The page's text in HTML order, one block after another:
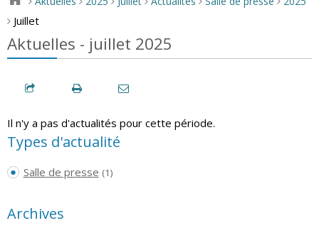
> Juillet
Aktuelles - juillet 2025
Il n'y a pas d'actualités pour cette période.
Types d'actualité
Salle de presse (1)
Archives